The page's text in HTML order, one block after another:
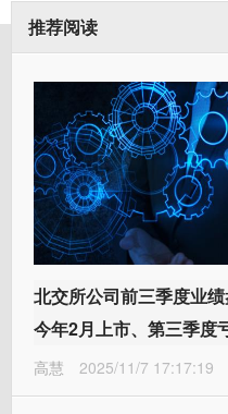
推荐阅读
北交所公司前三季度业
今年2月上市、第三季度
高慧 2025/11/7 17:17:19